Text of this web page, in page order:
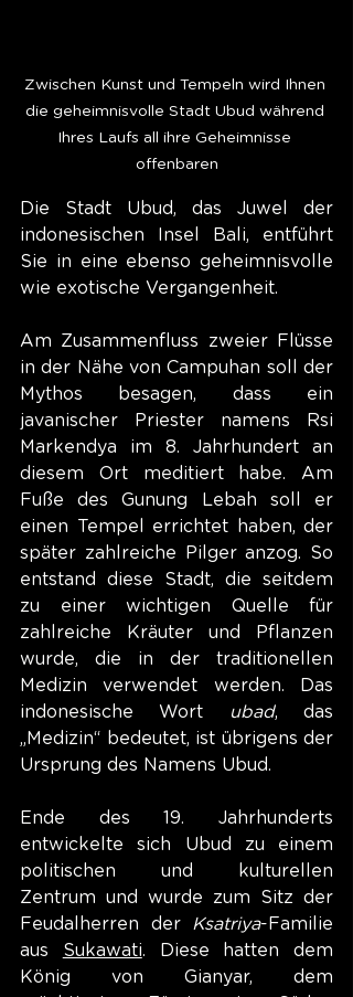
Zwischen Kunst und Tempeln wird Ihnen
die geheimnisvolle Stadt Ubud während
Ihres Laufs all ihre Geheimnisse
offenbaren
Die Stadt Ubud, das Juwel der
indonesischen Insel Bali, entführt
Sie in eine ebenso geheimnisvolle
wie exotische Vergangenheit.
Am Zusammenfluss zweier Flüsse
in der Nähe von Campuhan soll der
Mythos besagen, dass ein
javanischer Priester namens Rsi
Markendya im 8. Jahrhundert an
diesem Ort meditiert habe. Am
Fuße des Gunung Lebah soll er
einen Tempel errichtet haben, der
später zahlreiche Pilger anzog. So
entstand diese Stadt, die seitdem
zu einer wichtigen Quelle für
zahlreiche Kräuter und Pflanzen
wurde, die in der traditionellen
Medizin verwendet werden. Das
indonesische Wort
ubad, das
„Medizin“ bedeutet, ist übrigens der
Ursprung des Namens Ubud.
Ende des 19. Jahrhunderts
entwickelte sich Ubud zu einem
politischen und kulturellen
Zentrum und wurde zum Sitz der
Feudalherren der
Ksatriya-Familie
aus Sukawati. Diese hatten dem
König von Gianyar, dem